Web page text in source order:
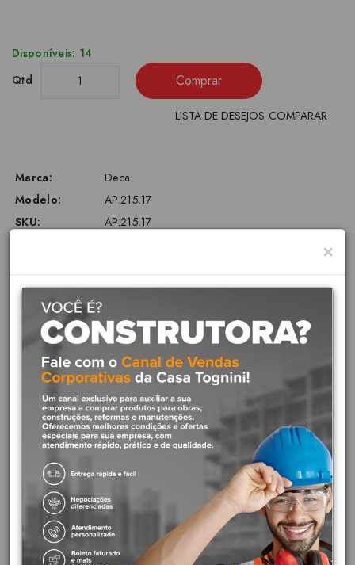
Disponíveis: 14
Qtd
Comprar
LISTA DE DESEJOS COMPARAR
Marca:
Deca
Modelo:
AP.215.17
SKU:
AP.215.17
Descrição
Cod fabricante : AP.215.17
Marca : Deca
Este é um produto e para bacia da linha
Quadra /Polo.Este Assento é
somente para bacia da marca Deca para os modelos especificos
Quadra/Polo/Unictanto para bacia convencional quanto para
bacia com caixa acoplada .
×